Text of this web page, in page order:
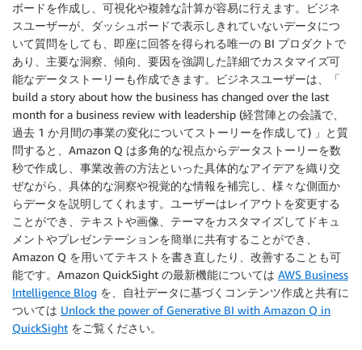
ボードを作成し、可視化や複雑な計算が容易に行えます。ビジネ
スユーザーが、ダッシュボードで表示しきれていないデータにつ
いて質問をしても、即座に回答を得られる唯一の BI プロダクトで
あり、主要な洞察、傾向、要因を強調した詳細でカスタマイズ可
能なデータストーリーも作成できます。ビジネスユーザーは、「
build a story about how the business has changed over the last
month for a business review with leadership (経営陣との会議で、
過去 1 か月間の事業の変化についてストーリーを作成して) 」と質
問すると、Amazon Q は多角的な視点からデータストーリーを数
秒で作成し、事業改善の方法といった具体的なアイデアを織り交
ぜながら、具体的な洞察や視覚的な情報を補完し、様々な側面か
らデータを説明してくれます。ユーザーはレイアウトを変更する
ことができ、テキストや画像、テーマをカスタマイズしてドキュ
メントやプレゼンテーションを簡単に共有することができ、
Amazon Q を用いてテキストを書き直したり、改善することも可
能です。Amazon QuickSight の最新機能については AWS Business
Intelligence Blog を、自社データに基づくコンテンツ作成と共有に
ついては Unlock the power of Generative BI with Amazon Q in
QuickSight をご覧ください。